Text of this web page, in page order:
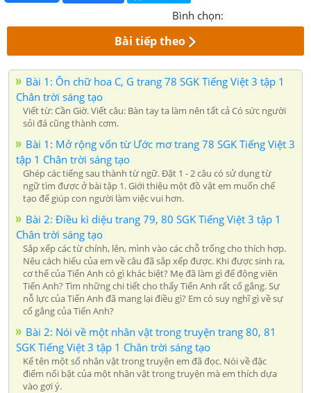
Bình chọn:
Bài tiếp theo
Bài 1: Ôn chữ hoa C, G trang 78 SGK Tiếng Việt 3 tập 1
Chân trời sáng tạo
Viết từ: Cần Giờ. Viết câu: Bàn tay ta làm nên tất cả Có sức người
sỏi đá cũng thành cơm.
Bài 1: Mở rộng vốn từ Ước mơ trang 78 SGK Tiếng Việt 3
tập 1 Chân trời sáng tạo
Ghép các tiếng sau thành từ ngữ. Đặt 1 - 2 câu có sử dụng từ
ngữ tìm được ở bài tập 1. Giới thiệu một đồ vật em muốn chế
tạo để giúp con người làm việc vui hơn.
Bài 2: Điều kì diệu trang 79, 80 SGK Tiếng Việt 3 tập 1
Chân trời sáng tạo
Sắp xếp các từ chính, lên, mình vào các chỗ trống cho thích hợp.
Nêu cách hiểu của em về câu đã sắp xếp được. Khi được sinh ra,
cơ thể của Tiến Anh có gì khác biệt? Mẹ đã làm gì để động viên
Tiến Anh? Tìm những chi tiết cho thấy Tiến Anh rất cố gắng. Sự
nỗ lực của Tiến Anh đã mang lại điều gì? Em có suy nghĩ gì về sự
cố gắng của Tiến Anh?
Bài 2: Nói về một nhân vật trong truyện trang 80, 81
SGK Tiếng Việt 3 tập 1 Chân trời sáng tạo
Kể tên một số nhân vật trong truyện em đã đọc. Nói về đặc
điểm nổi bật của một nhân vật trong truyện mà em thích dựa
vào gợi ý.